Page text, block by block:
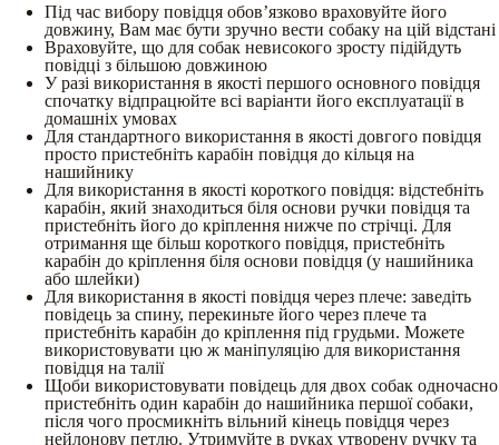
Під час вибору повідця обов’язково враховуйте його
довжину, Вам має бути зручно вести собаку на цій відстані
Враховуйте, що для собак невисокого зросту підійдуть
повідці з більшою довжиною
У разі використання в якості першого основного повідця
спочатку відпрацюйте всі варіанти його експлуатації в
домашніх умовах
Для стандартного використання в якості довгого повідця
просто пристебніть карабін повідця до кільця на
нашийнику
Для використання в якості короткого повідця: відстебніть
карабін, який знаходиться біля основи ручки повідця та
пристебніть його до кріплення нижче по стрічці. Для
отримання ще більш короткого повідця, пристебніть
карабін до кріплення біля основи повідця (у нашийника
або шлейки)
Для використання в якості повідця через плече: заведіть
повідець за спину, перекиньте його через плече та
пристебніть карабін до кріплення під грудьми. Можете
використовувати цю ж маніпуляцію для використання
повідця на талії
Щоби використовувати повідець для двох собак одночасно
пристебніть один карабін до нашийника першої собаки,
після чого просмикніть вільний кінець повідця через
нейлонову петлю. Утримуйте в руках утворену ручку та